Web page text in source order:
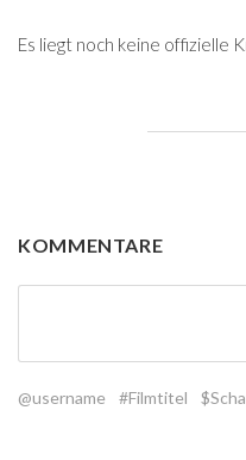
Es liegt noch keine offizielle
KOMMENTARE
@username #Filmtitel